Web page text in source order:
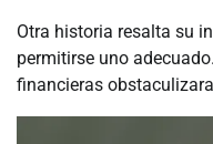
Otra historia resalta su
permitirse uno
financieras